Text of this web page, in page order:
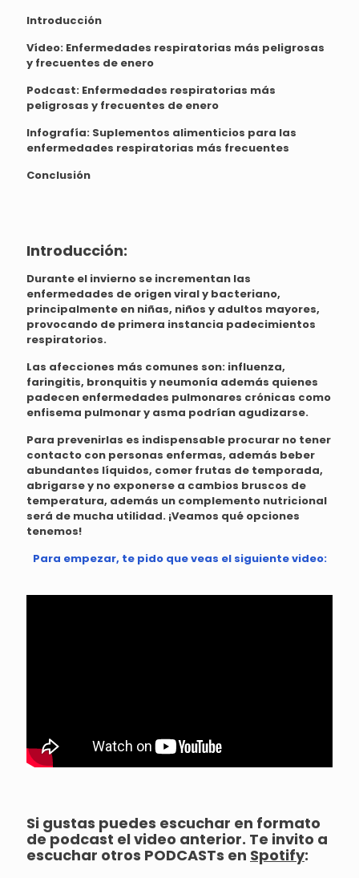
Introducción
Vídeo: Enfermedades respiratorias más peligrosas
y frecuentes de enero
Podcast: Enfermedades respiratorias más
peligrosas y frecuentes de enero
Infografía: Suplementos alimenticios para las
enfermedades respiratorias más frecuentes
Conclusión
Introducción:
Durante el invierno se incrementan las
enfermedades de origen viral y bacteriano,
principalmente en niñas, niños y adultos mayores,
provocando de primera instancia padecimientos
respiratorios.
Las afecciones más comunes son: influenza,
faringitis, bronquitis y neumonía además quienes
padecen enfermedades pulmonares crónicas como
enfisema pulmonar y asma podrían agudizarse.
Para prevenirlas es indispensable procurar no tener
contacto con personas enfermas, además beber
abundantes líquidos, comer frutas de temporada,
abrigarse y no exponerse a cambios bruscos de
temperatura, además un complemento nutricional
será de mucha utilidad. ¡Veamos qué opciones
tenemos!
Para empezar, te pido que veas el siguiente video:
Si gustas puedes escuchar en formato
de podcast el video anterior. Te invito a
escuchar otros PODCASTs en Spotify: